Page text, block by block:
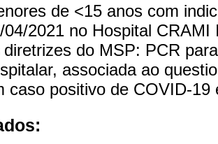
de <15 anos com
04/2021 no Hospital
diretrizes do MSP: PCR
associada ao
caso positivo de COVID-